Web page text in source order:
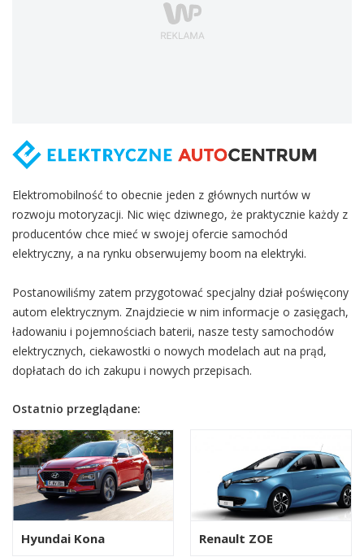
Elektromobilność to obecnie jeden z głównych nurtów w
rozwoju motoryzacji. Nic więc dziwnego, że praktycznie każdy z
producentów chce mieć w swojej ofercie samochód
elektryczny, a na rynku obserwujemy boom na elektryki.
Postanowiliśmy zatem przygotować specjalny dział poświęcony
autom elektrycznym. Znajdziecie w nim informacje o zasięgach,
ładowaniu i pojemnościach baterii, nasze testy samochodów
elektrycznych, ciekawostki o nowych modelach aut na prąd,
dopłatach do ich zakupu i nowych przepisach.
Ostatnio przeglądane:
Hyundai Kona Renault ZOE